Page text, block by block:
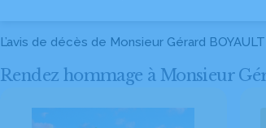
L’avis de décès de Monsieur Gérard
Rendez hommage à Monsieur